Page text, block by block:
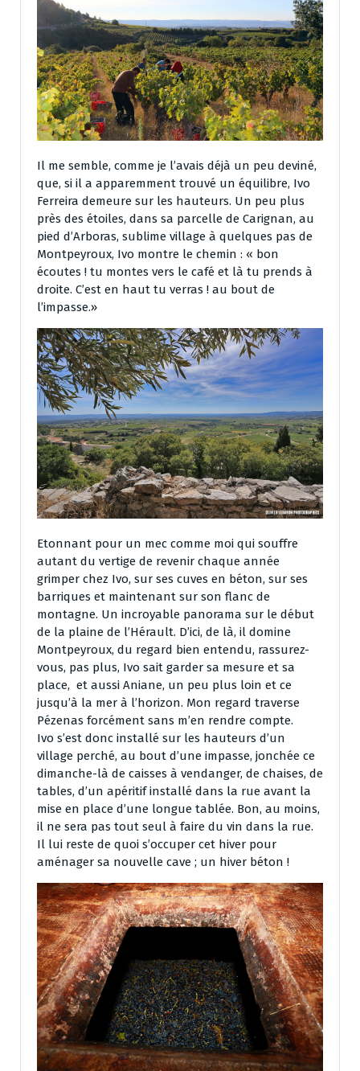
Il me semble, comme je l’avais déjà un peu deviné,
que, si il a apparemment trouvé un équilibre, Ivo
Ferreira demeure sur les hauteurs. Un peu plus
près des étoiles, dans sa parcelle de Carignan, au
pied d’Arboras, sublime village à quelques pas de
Montpeyroux, Ivo montre le chemin : « bon
écoutes ! tu montes vers le café et là tu prends à
droite. C’est en haut tu verras ! au bout de
l’impasse.»
Etonnant pour un mec comme moi qui souffre
autant du vertige de revenir chaque année
grimper chez Ivo, sur ses cuves en béton, sur ses
barriques et maintenant sur son flanc de
montagne. Un incroyable panorama sur le début
de la plaine de l’Hérault. D’ici, de là, il domine
Montpeyroux, du regard bien entendu, rassurez-
vous, pas plus, Ivo sait garder sa mesure et sa
place, et aussi Aniane, un peu plus loin et ce
jusqu’à la mer à l’horizon. Mon regard traverse
Pézenas forcément sans m’en rendre compte.
Ivo s’est donc installé sur les hauteurs d’un
village perché, au bout d’une impasse, jonchée ce
dimanche-là de caisses à vendanger, de chaises, de
tables, d’un apéritif installé dans la rue avant la
mise en place d’une longue tablée. Bon, au moins,
il ne sera pas tout seul à faire du vin dans la rue.
Il lui reste de quoi s’occuper cet hiver pour
aménager sa nouvelle cave ; un hiver béton !